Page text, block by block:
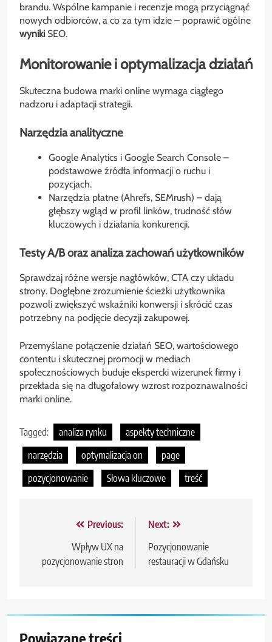
brandu. Wspólne kampanie i recenzje mogą przyciągnąć
nowych odbiorców, a co za tym idzie – poprawić ogólne
wyniki SEO.
Monitorowanie i optymalizacja działań
Skuteczna budowa marki online wymaga ciągłego
nadzoru i adaptacji strategii.
Narzędzia analityczne
Google Analytics i Google Search Console –
podstawowe źródła informacji o ruchu i
pozycjach.
Narzędzia płatne (Ahrefs, SEMrush) – dają
głębszy wgląd w profil linków, trudność słów
kluczowych i działania konkurencji.
Testy A/B oraz analiza zachowań użytkowników
Sprawdzaj różne wersje nagłówków, CTA czy układu
strony. Dogłębne zrozumienie ścieżki użytkownika
pozwoli zwiększyć wskaźniki konwersji i skrócić czas
potrzebny na podjęcie decyzji zakupowej.
Przemyślane połączenie działań SEO, wartościowego
contentu i skutecznej promocji w mediach
społecznościowych buduje ekspercki wizerunek firmy i
przekłada się na długofalowy wzrost rozpoznawalności
marki online.
Tagged: analiza rynku
aspekty techniczne
narzędzia
optymalizacja on
page
pozycjonowanie
Słowa kluczowe treść
NawigacjaPrevious:
Wpływ UX na
pozycjonowanie stron
Next:
Pozycjonowanie
restauracji w Gdańsku
Powiązane treści